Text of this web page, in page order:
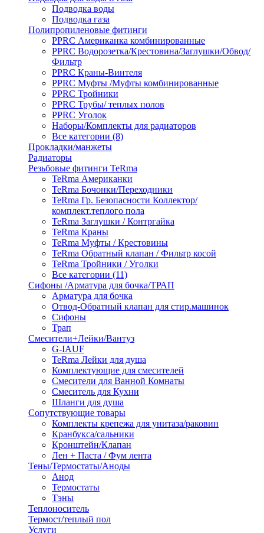
Подводка воды
Подводка газа
Полипропиленовые фитинги
PPRC Американка комбинированные
PPRC Водорозетка/Крестовина/Заглушки/Обвод/
Фильтр
PPRC Краны-Винтеля
PPRC Муфты /Муфты комбинированные
PPRC Тройники
PPRC Трубы/ теплых полов
PPRC Уголок
Наборы/Комплекты для радиаторов
Все категории (8)
Прокладки/манжеты
Радиаторы
Резьбовые фитинги TeRma
TeRma Американки
TeRma Бочонки/Переходники
TeRma Гр. Безопасности Коллектор/
комплект.теплого пола
TeRma Заглушки / Контргайка
TeRma Краны
TeRma Муфты / Крестовины
TeRma Обратный клапан / Фильтр косой
TeRma Тройники / Уголки
Все категории (11)
Сифоны /Арматура для бочка/ТРАП
Арматура для бочка
Отвод-Обратный клапан для стир.машинок
Сифоны
Трап
Смесители+Лейки/Вантуз
G-IAUF
TeRma Лейки для душа
Комплектующие для смесителей
Смесители для Ванной Комнаты
Смеситель для Кухни
Шланги для душа
Сопутствующие товары
Комплекты крепежа для унитаза/раковин
Кранбукса/сальники
Кронштейн/Клапан
Лен + Паста / Фум лента
Тены/Термостаты/Аноды
Анод
Термостаты
Тэны
Теплоноситель
Термост/теплый пол
Услуги